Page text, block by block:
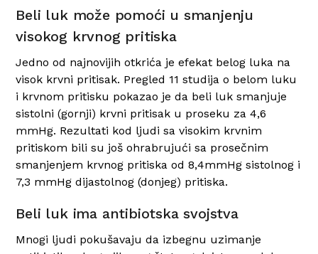
Beli luk može pomoći u smanjenju
visokog krvnog pritiska
Jedno od najnovijih otkrića je efekat belog luka na
visok krvni pritisak. Pregled 11 studija o belom luku
i krvnom pritisku pokazao je da beli luk smanjuje
sistolni (gornji) krvni pritisak u proseku za 4,6
mmHg. Rezultati kod ljudi sa visokim krvnim
pritiskom bili su još ohrabrujući sa prosečnim
smanjenjem krvnog pritiska od 8,4mmHg sistolnog i
7,3 mmHg dijastolnog (donjeg) pritiska.
Beli luk ima antibiotska svojstva
Mnogi ljudi pokušavaju da izbegnu uzimanje